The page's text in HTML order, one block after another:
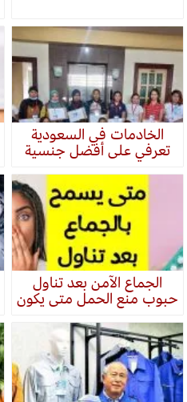
الخادمات في السعودية
تعرفي على أفضل جنسية
الجماع الآمن بعد تناول
حبوب منع الحمل متى يكون